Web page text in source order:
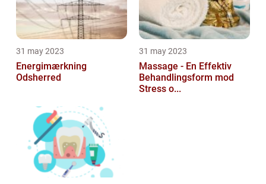
31 may 2023
Energimærkning
Odsherred
31 may 2023
Massage - En Effektiv
Behandlingsform mod
Stress o...